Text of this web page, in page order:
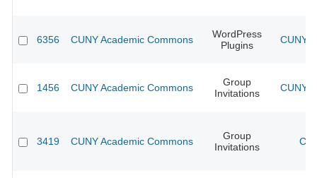
6356 CUNY Academic Commons
WordPress
Plugins
CUNY
1456 CUNY Academic Commons
Group
Invitations
CUNY
3419 CUNY Academic Commons
Group
Invitations